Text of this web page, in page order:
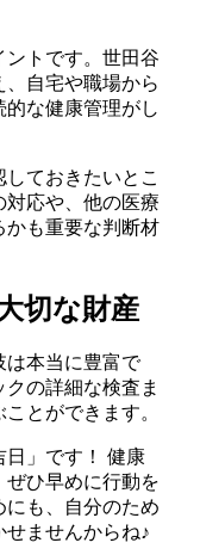
ントです。世田谷
自宅や職場から
な健康管理がし
ておきたいとこ
対応や、他の医療
かも重要な判断材
切な財産
は本当に豊富で
の詳細な検査ま
とができます。
日」です！ 健康
ぜひ早めに行動を
にも、自分のため
ませんからね♪